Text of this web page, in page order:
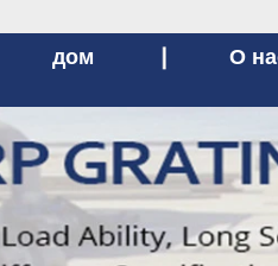
дом О